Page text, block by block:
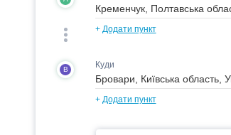
+ Додати пункт
B Куди
+ Додати пункт